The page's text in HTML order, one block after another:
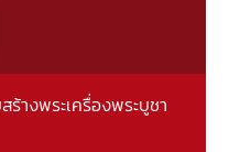
ร้างพระเครื่องพระบูชา